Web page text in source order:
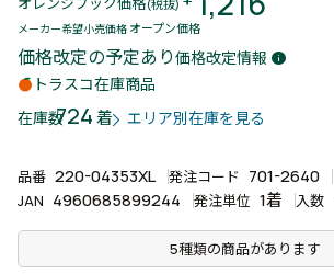
(税抜)
メーカー希望小売価格 オープン価格
価格改定の予定あり価格改定情報 info
トラスコ在庫商品
在庫数724着 エリア別在庫を見る
品番 220-04353XL 発注コード 701-2640
JAN 4960685899244 発注単位 1着 入数
5種類の商品があります